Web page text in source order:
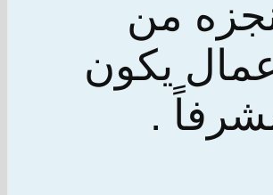
من
يكون
.